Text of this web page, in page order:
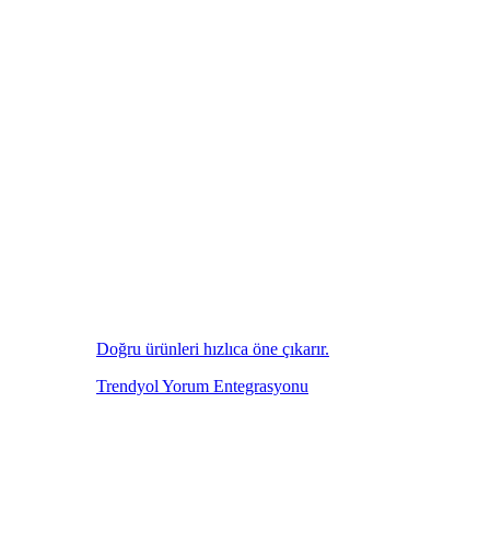
Doğru ürünleri hızlıca öne çıkarır.
Trendyol Yorum Entegrasyonu